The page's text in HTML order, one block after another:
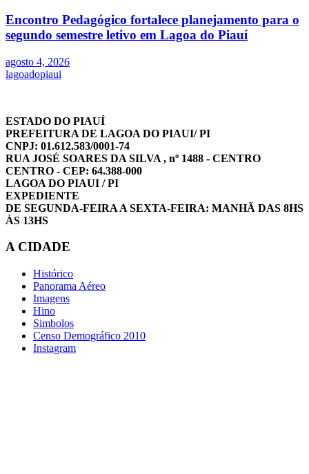
Encontro Pedagógico fortalece planejamento para o
segundo semestre letivo em Lagoa do Piauí
agosto 4, 2026
lagoadopiaui
ESTADO DO PIAUÍ
PREFEITURA DE LAGOA DO PIAUI/ PI
CNPJ: 01.612.583/0001-74
RUA JOSÉ SOARES DA SILVA , nº 1488 - CENTRO
CENTRO - CEP: 64.388-000
LAGOA DO PIAUI / PI
EXPEDIENTE
DE SEGUNDA-FEIRA A SEXTA-FEIRA: MANHÃ DAS 8HS
ÀS 13HS
A CIDADE
Histórico
Panorama Aéreo
Imagens
Hino
Simbolos
Censo Demográfico 2010
Instagram